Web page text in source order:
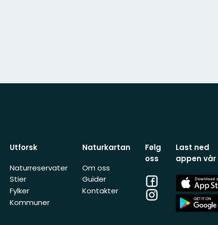
Utforsk
Naturreservater
Stier
Fylker
Kommuner
Naturkartan
Om oss
Guider
Kontakter
Følg
oss
Facebook
Instagram
Last ned
appen vår
App
Store
App
Store